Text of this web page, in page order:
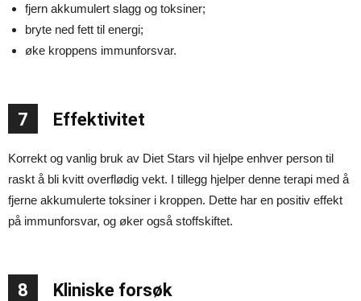
fjern akkumulert slagg og toksiner;
bryte ned fett til energi;
øke kroppens immunforsvar.
7 Effektivitet
Korrekt og vanlig bruk av Diet Stars vil hjelpe enhver person til
raskt å bli kvitt overflødig vekt. I tillegg hjelper denne terapi med å
fjerne akkumulerte toksiner i kroppen. Dette har en positiv effekt
på immunforsvar, og øker også stoffskiftet.
8 Kliniske forsøk